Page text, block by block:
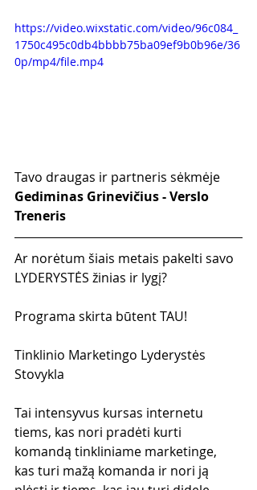
https://video.wixstatic.com/video/96c084_
1750c495c0db4bbbb75ba09ef9b0b96e/36
0p/mp4/file.mp4
Tavo draugas ir partneris sėkmėje
Gediminas Grinevičius - Verslo
Treneris
Ar norėtum šiais metais pakelti savo
LYDERYSTĖS žinias ir lygį?
Programa skirta būtent TAU!
Tinklinio Marketingo Lyderystės
Stovykla
Tai intensyvus kursas internetu
tiems, kas nori pradėti kurti
komandą tinkliniame marketinge,
kas turi mažą komanda ir nori ją